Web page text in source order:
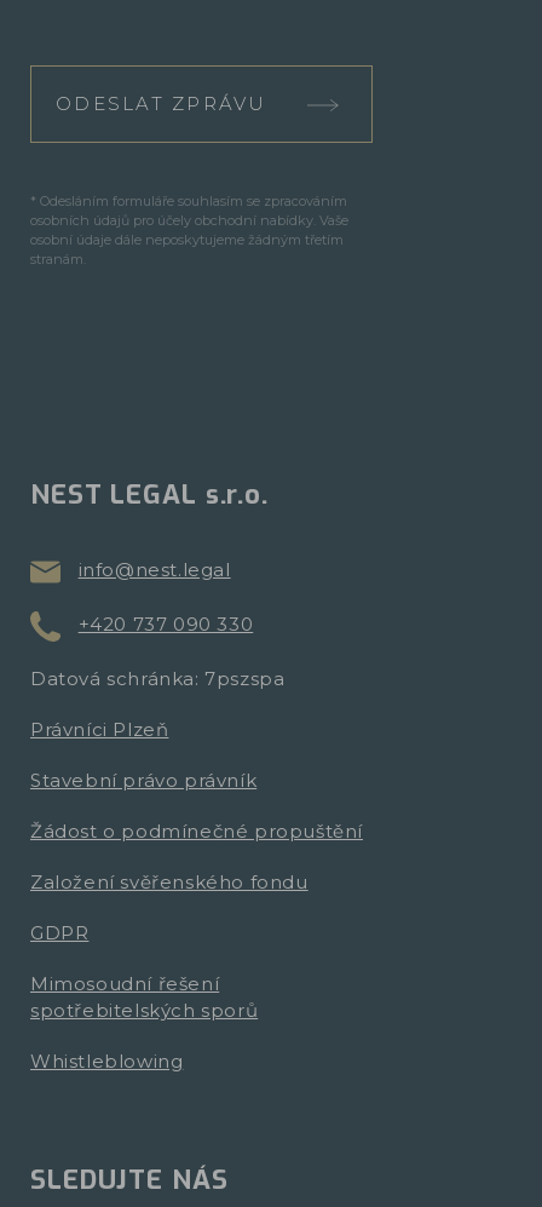
ODESLAT ZPRÁVU
* Odesláním formuláře souhlasím se zpracováním
osobních údajů pro účely obchodní nabídky. Vaše
osobní údaje dále neposkytujeme žádným třetím
stranám.
NEST LEGAL s.r.o.
info@nest.legal
+420 737 090 330
Datová schránka: 7pszspa
Právníci Plzeň
Stavební právo právník
Žádost o podmínečné propuštění
Založení svěřenského fondu
GDPR
Mimosoudní řešení
spotřebitelských sporů
Whistleblowing
SLEDUJTE NÁS